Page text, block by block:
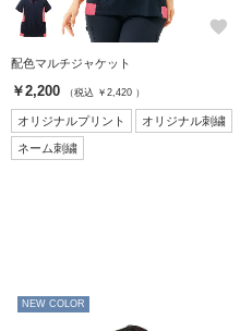
favorite
配色マルチジャケット
￥2,200 （税込 ￥2,420 ）
オリジナルプリント オリジナル刺繍
ネーム刺繍
NEW COLOR